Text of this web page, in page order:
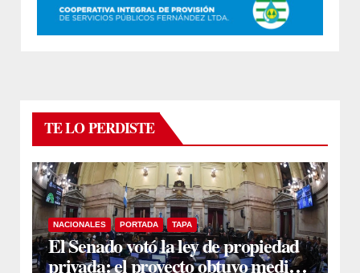
TE LO PERDISTE
NACIONALES PORTADA TAPA
El Senado votó la ley de propiedad
privada: el proyecto obtuvo media